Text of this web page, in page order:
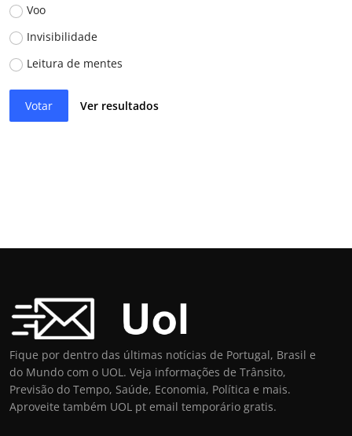
Voo
Invisibilidade
Leitura de mentes
Votar Ver resultados
Fique por dentro das últimas notícias de Portugal, Brasil e
do Mundo com o UOL. Veja informações de Trânsito,
Previsão do Tempo, Saúde, Economia, Política e mais.
Aproveite também UOL pt email temporário gratis.